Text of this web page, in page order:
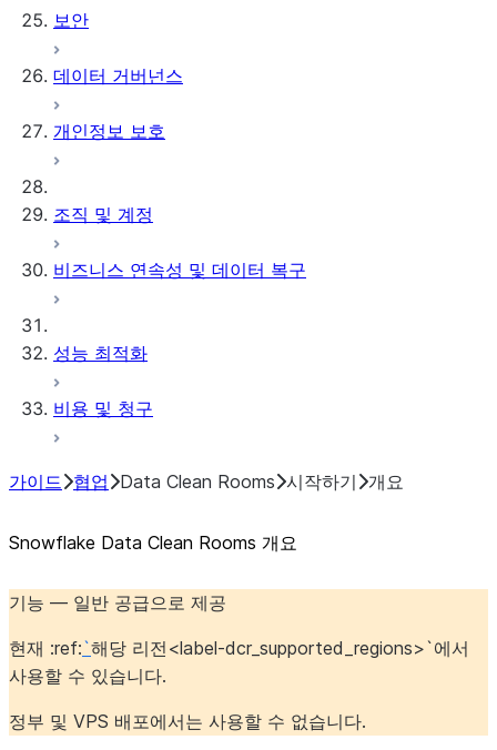
보안
데이터 거버넌스
개인정보 보호
조직 및 계정
비즈니스 연속성 및 데이터 복구
성능 최적화
비용 및 청구
가이드 협업 Data Clean Rooms 시작하기 개요
Snowflake Data Clean Rooms 개요
기능 — 일반 공급으로 제공
현재 :ref:`해당 리전<label-dcr_supported_regions>`에서
사용할 수 있습니다.
정부 및 VPS 배포에서는 사용할 수 없습니다.